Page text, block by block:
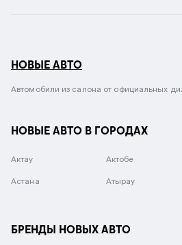
НОВЫЕ АВТО
Автомобили из салона от официальных
НОВЫЕ АВТО В ГОРОДАХ
Актау Актобе
Астана Атырау
БРЕНДЫ НОВЫХ АВТО